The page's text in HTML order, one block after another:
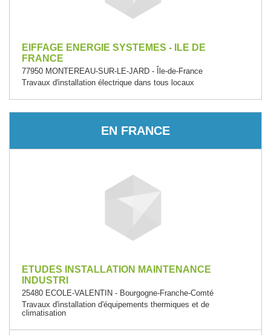
EIFFAGE ENERGIE SYSTEMES - ILE DE
FRANCE
77950 MONTEREAU-SUR-LE-JARD - Île-de-France
Travaux d'installation électrique dans tous locaux
EN FRANCE
ETUDES INSTALLATION MAINTENANCE
INDUSTRI
25480 ECOLE-VALENTIN - Bourgogne-Franche-Comté
Travaux d'installation d'équipements thermiques et de
climatisation